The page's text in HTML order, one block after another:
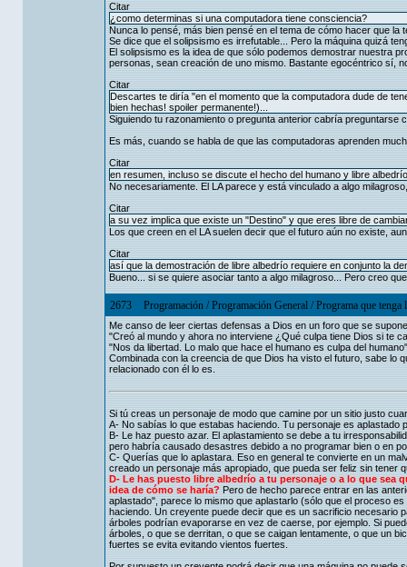
Citar
¿como determinas si una computadora tiene consciencia?
Nunca lo pensé, más bien pensé en el tema de cómo hacer que la
Se dice que el solipsismo es irrefutable... Pero la máquina quizá
El solipsismo es la idea de que sólo podemos demostrar nuestra
personas, sean creación de uno mismo. Bastante egocéntrico sí,
Citar
Descartes te diría "en el momento que la computadora dude de
bien hechas! spoiler permanente!)...
Siguiendo tu razonamiento o pregunta anterior cabría preguntarse
Es más, cuando se habla de que las computadoras aprenden
Citar
en resumen, incluso se discute el hecho del humano y libre
No necesariamente. El LA parece y está vinculado a algo
Citar
a su vez implica que existe un "Destino" y que eres libre de
Los que creen en el LA suelen decir que el futuro aún no existe,
Citar
así que la demostración de libre albedrío requiere en conjunto la
Bueno... si se quiere asociar tanto a algo milagroso... Pero creo
2673 Programación/Programación General/Programa que tenga
Me canso de leer ciertas defensas a Dios en un foro que se
"Creó al mundo y ahora no interviene ¿Qué culpa tiene Dios si te
"Nos da libertad. Lo malo que hace el humano es culpa del humano"
Combinada con la creencia de que Dios ha visto el futuro, sabe lo
relacionado con él lo es.
Si tú creas un personaje de modo que camine por un sitio justo
A- No sabías lo que estabas haciendo. Tu personaje es aplastado
B- Le haz puesto azar. El aplastamiento se debe a tu
pero habría causado desastres debido a no programar bien o en
C- Querías que lo aplastara. Eso en general te convierte en un
creado un personaje más apropiado, que pueda ser feliz sin tener
D- Le has puesto libre albedrío a tu personaje o a lo que sea
idea de cómo se haría? Pero de hecho parece entrar en las
aplastado", parece lo mismo que aplastarlo (sólo que el proceso
haciendo. Un creyente puede decir que es un sacrificio necesario
árboles podrían evaporarse en vez de caerse, por ejemplo. Si
árboles, o que se derritan, o que se caigan lentamente, o que un
fuertes se evita evitando vientos fuertes.